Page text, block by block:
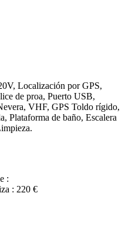
Localización por GPS,
de proa, Puerto USB,
VHF, GPS Toldo rígido,
Plataforma de baño, Escalera
:
: 220 €